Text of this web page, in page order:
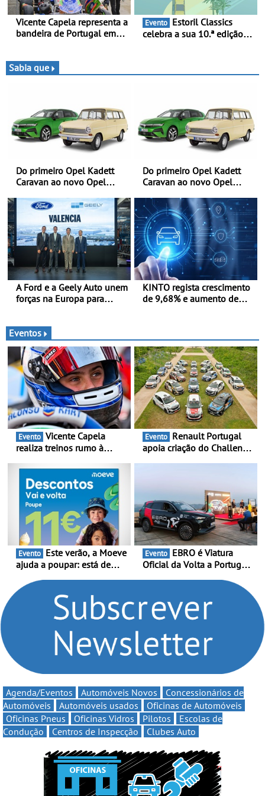
Vicente Capela representa a
bandeira de Portugal em
de Beja chega para a 2ª
ronda do Campeonato
Evento
celebra a sua 10.ª edição
Sabia que
Do primeiro Opel Kadett
Caravan ao novo Opel
Do primeiro Opel Kadett
Caravan ao novo Opel
A Ford e a Geely Auto unem
forças na Europa para
geração em Espanha
KINTO regista crescimento
de 9,68% e aumento de
Eventos
Evento
realiza treinos rumo à
Portugal Karting e mira boa
estreia - O Campeonato
Portugal Karting 2026
decorre entre 1 de Março e
6 de Setembro
Evento
apoia criação do Challenge
continua em 2026
Evento
ajuda a poupar: está de
Volta” com descontos de
Evento
Oficial da Volta a Portugal
presença nacional ao lado
da mítica prova de ciclismo
e leva a sua gama SUV
multi-energia às estradas
de Portugal
Agenda/Eventos Automóveis Novos
Concessionários de
Automóveis
Automóveis usados
Oficinas de Automóveis
Oficinas Pneus
Oficinas Vidros Pilotos
Escolas de
Condução
Centros de Inspecção Clubes Auto